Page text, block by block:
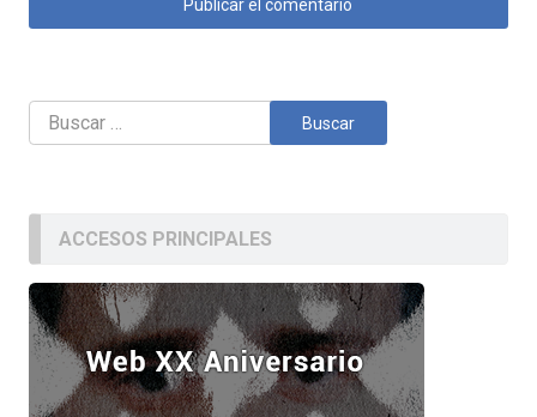
Buscar:
ACCESOS PRINCIPALES